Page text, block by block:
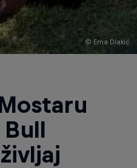
© Ema Dlakić